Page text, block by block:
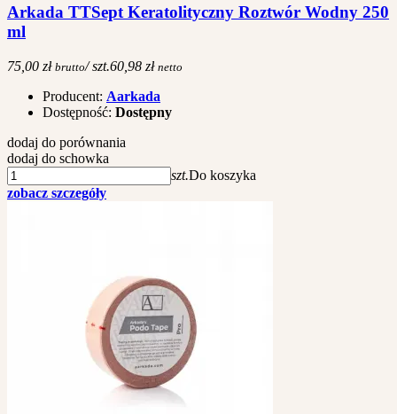
Arkada TTSept Keratolityczny Roztwór Wodny 250
ml
75,00 zł brutto/ szt.60,98 zł netto
Producent: Aarkada
Dostępność: Dostępny
dodaj do porównania
dodaj do schowka
szt.Do koszyka
zobacz szczegóły